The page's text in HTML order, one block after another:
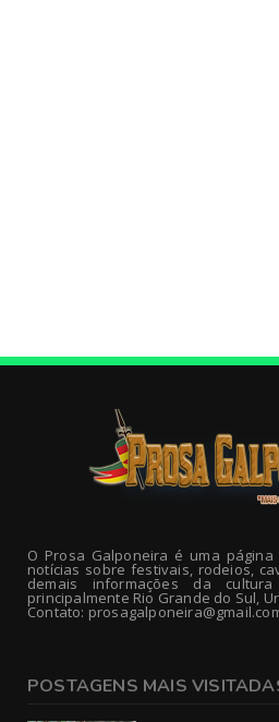
O Prosa Galponeira é uma
notícias sobre festivais, rodeios,
demais informações da
principalmente Rio Grande do Sul,
Contato:
POSTAGENS MAIS